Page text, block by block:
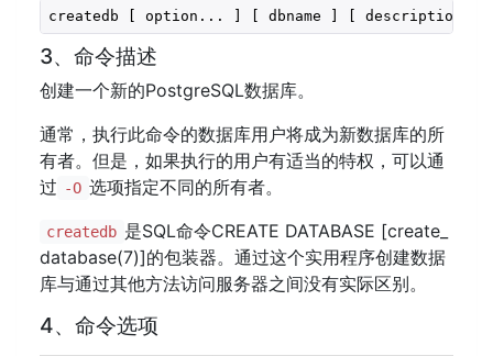
createdb [ option... ] [ dbname ] [ description ]
3、命令描述
创建一个新的PostgreSQL数据库。
通常，执行此命令的数据库用户将成为新数据库的所
有者。但是，如果执行的用户有适当的特权，可以通
过 -O 选项指定不同的所有者。
createdb 是SQL命令CREATE DATABASE [create_
database(7)]的包装器。通过这个实用程序创建数据
库与通过其他方法访问服务器之间没有实际区别。
4、命令选项